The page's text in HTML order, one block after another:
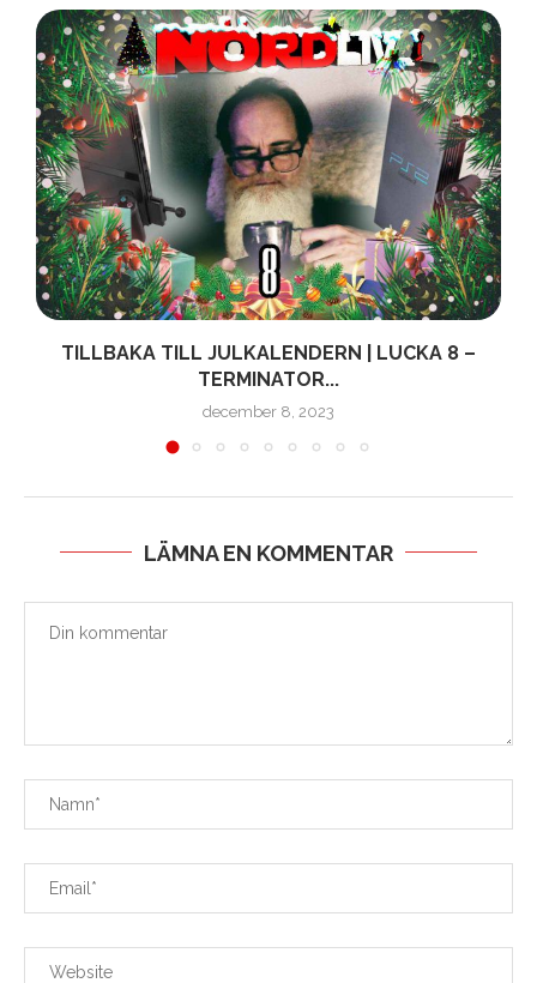
TILLBAKA TILL JULKALENDERN | LUCKA 8 –
TERMINATOR...
december 8, 2023
LÄMNA EN KOMMENTAR